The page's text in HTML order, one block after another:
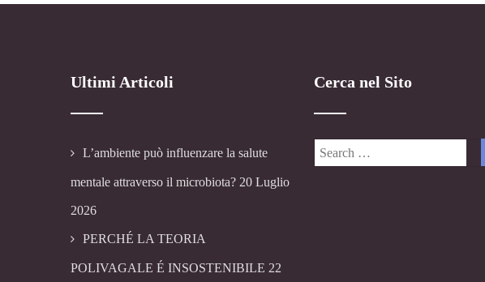
Ultimi Articoli
L’ambiente può influenzare la salute
mentale attraverso il microbiota? 20 Luglio
2026
PERCHÉ LA TEORIA
POLIVAGALE É INSOSTENIBILE 22
Cerca nel Sito